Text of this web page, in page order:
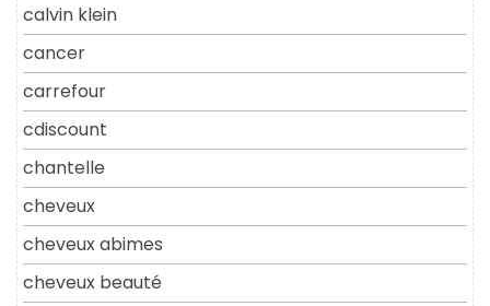
calvin klein
cancer
carrefour
cdiscount
chantelle
cheveux
cheveux abimes
cheveux beauté